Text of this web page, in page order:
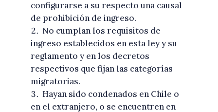
configurarse a su respecto una causal
de prohibición de ingreso.
No cumplan los requisitos de
ingreso establecidos en esta ley y su
reglamento y en los decretos
respectivos que fijan las categorías
migratorias.
Hayan sido condenados en Chile o
en el extranjero, o se encuentren en